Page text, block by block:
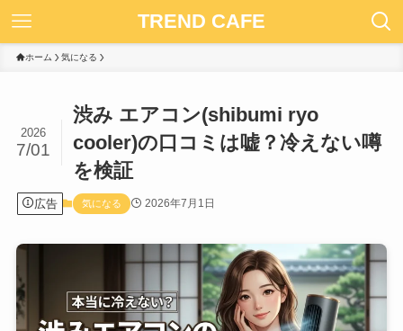
TREND CAFE
ホーム 気になる
渋み エアコン(shibumi ryo
cooler)の口コミは嘘？冷えない噂
を検証
2026
7/01
広告 気になる 2026年7月1日